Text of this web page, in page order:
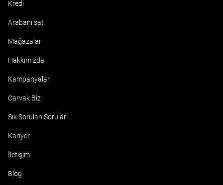
Kredi
Arabanı sat
Mağazalar
Hakkımızda
Kampanyalar
Carvak Biz
Sık Sorulan Sorular
Kariyer
İletişim
Blog